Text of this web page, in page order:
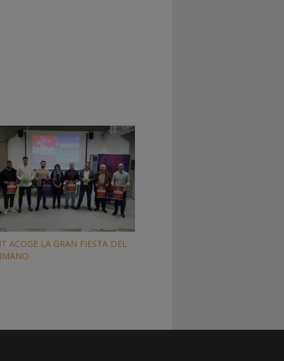
ACOGE LA GRAN FIESTA DEL